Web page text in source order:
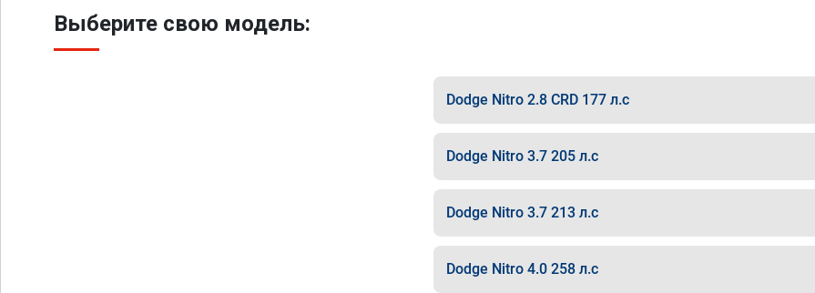
Выберите свою модель:
Dodge Nitro 2.8 CRD 177 л.с
Dodge Nitro 3.7 205 л.с
Dodge Nitro 3.7 213 л.с
Dodge Nitro 4.0 258 л.с